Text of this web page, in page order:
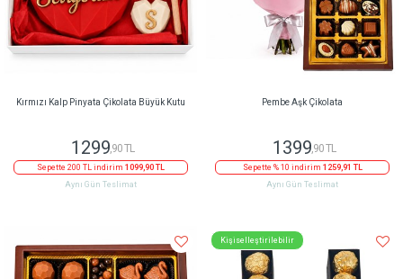
Kırmızı Kalp Pinyata Çikolata Büyük Kutu
1299,90 TL
Sepette 200 TL indirim 1099,90 TL
Aynı Gün Teslimat
Pembe Aşk Çikolata
1399,90 TL
Sepette % 10 indirim 1259,91 TL
Aynı Gün Teslimat
Kişiselleştirilebilir